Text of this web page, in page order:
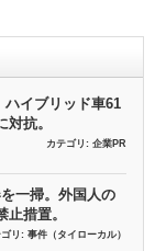
イブリッド車61
抗。
カテゴリ: 企業PR
一掃。外国人の
措置。
ゴリ: 事件（タイローカル）